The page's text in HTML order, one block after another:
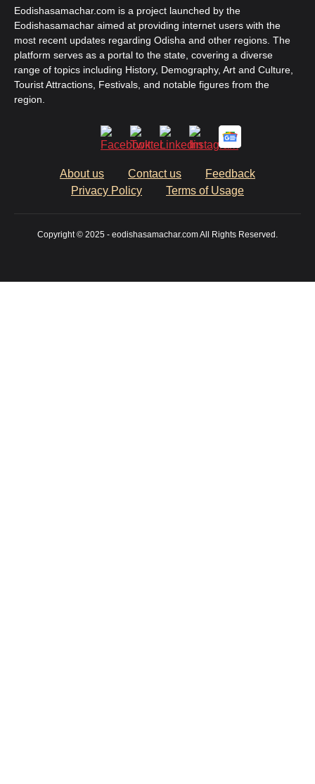
Eodishasamachar.com is a project launched by the
Eodishasamachar aimed at providing internet users with the
most recent updates regarding Odisha and other regions. The
platform serves as a portal to the state, covering a diverse
range of topics including History, Demography, Art and Culture,
Tourist Attractions, Festivals, and notable figures from the
region.
About us Contact us
Feedback
Privacy Policy
Terms of Usage
Copyright © 2025 - eodishasamachar.com All Rights Reserved.